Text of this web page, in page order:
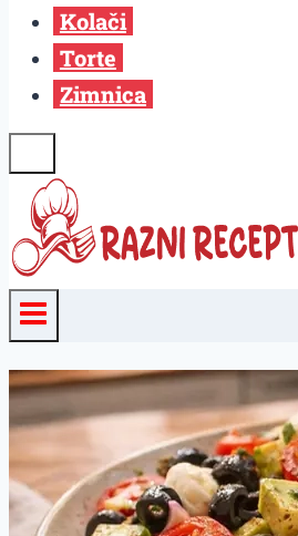
Kolači
Torte
Zimnica